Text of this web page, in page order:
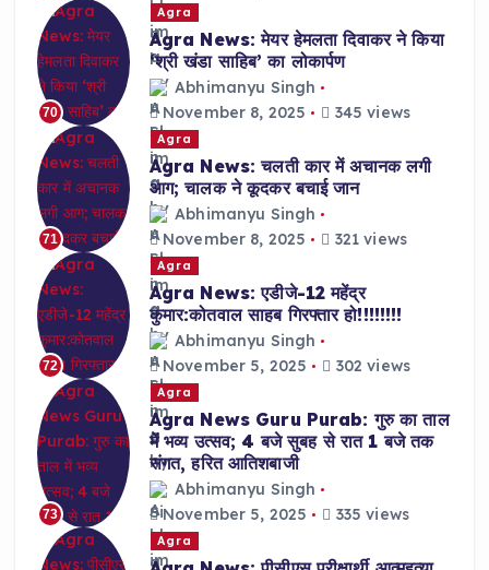
70
Agra
Agra News: मेयर हेमलता दिवाकर ने किया
‘श्री खंडा साहिब’ का लोकार्पण
Abhimanyu Singh
November 8, 2025
345 views
71
Agra
Agra News: चलती कार में अचानक लगी
आग; चालक ने कूदकर बचाई जान
Abhimanyu Singh
November 8, 2025
321 views
72
Agra
Agra News: एडीजे-12 महेंद्र
कुमार:कोतवाल साहब गिरफ्तार हो!!!!!!!!
Abhimanyu Singh
November 5, 2025
302 views
73
Agra
Agra News Guru Purab: गुरु का ताल
में भव्य उत्सव; 4 बजे सुबह से रात 1 बजे तक
संगत, हरित आतिशबाजी
Abhimanyu Singh
November 5, 2025
335 views
Agra